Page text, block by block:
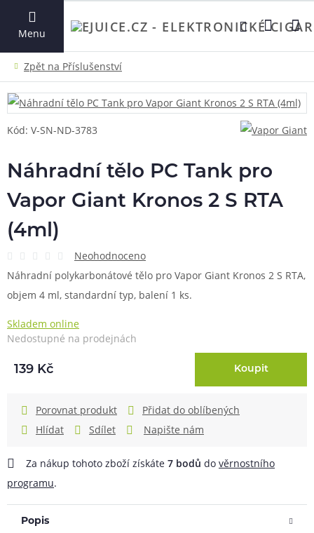
Menu
VYHLEDAT
Kód: V-SN-ND-3783
Náhradní tělo PC Tank pro
Vapor Giant Kronos 2 S RTA
(4ml)
Neohodnoceno
Náhradní polykarbonátové tělo pro Vapor Giant Kronos 2 S RTA,
objem 4 ml, standardní typ, balení 1 ks.
Skladem online
Nedostupné na prodejnách
139 Kč Koupit
Porovnat produkt
Přidat do oblíbených
Hlídat
Sdílet Napište nám
Za nákup tohoto zboží získáte 7 bodů do věrnostního
programu.
Popis